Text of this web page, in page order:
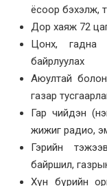
ёсоор бэхэлж,
Дор хаяж 72
Цонх, гадна
байрлуулах
Аюултай
газар
Гар чийдэн
жижиг радио,
Гэрийн
байршил,
Хүн бүрийн